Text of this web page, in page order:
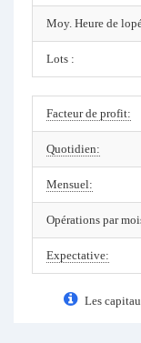
Moy. Heure de
Lots :
Facteur de profit:
Quotidien:
Mensuel:
Opérations par
Expectative:
Les